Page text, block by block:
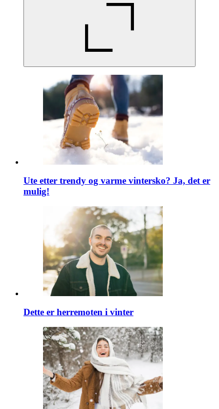
Ute etter trendy og varme vintersko? Ja, det er
mulig!
Dette er herremoten i vinter